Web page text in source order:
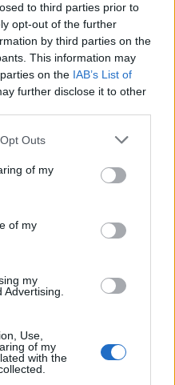
to third parties prior to
opt-out of the further
by third parties on the
This information may
on the IAB’s List of
further disclose it to other
uses one or more Google
You may click to
and its third-party tags to
purposes in below Google
Outs
of my
of my
my
Use,
of my
with the